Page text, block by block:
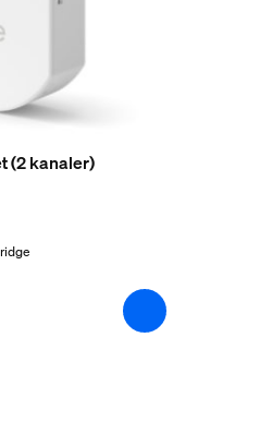
(2 kanaler)